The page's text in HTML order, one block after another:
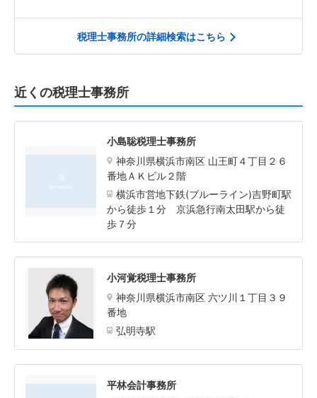
税理士事務所の詳細検索はこちら
近くの税理士事務所
小島聡税理士事務所
神奈川県横浜市南区 山王町４丁目２６
番地ＡＫビル２階
横浜市営地下鉄(ブルーライン)吉野町駅
から徒歩１分 京浜急行南太田駅から徒
歩７分
小河覚税理士事務所
神奈川県横浜市南区 六ツ川１丁目３９
番地
弘明寺駅
平林会計事務所